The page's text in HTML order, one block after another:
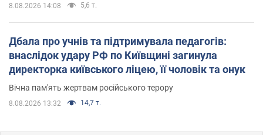
8.08.2026 14:08 5,6 т.
Дбала про учнів та підтримувала педагогів:
внаслідок удару РФ по Київщині загинула
директорка київського ліцею, її чоловік та онук
Вічна пам'ять жертвам російського терору
8.08.2026 13:32 14,7 т.